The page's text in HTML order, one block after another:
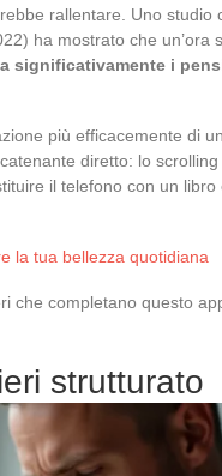
rallentare. Uno studio
ha mostrato che un’ora
significativamente i
più efficacemente di
diretto: lo scrolling
il telefono con un libro
la tua bellezza quotidiana
che completano questo
strutturato